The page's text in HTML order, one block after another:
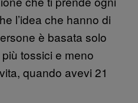
l’idea che hanno di
è basata solo
tossici e meno
quando avevi 21